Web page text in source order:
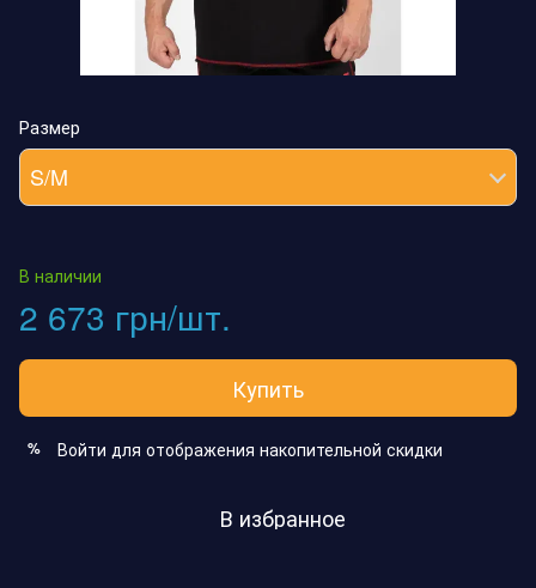
Размер
S/M
В наличии
2 673 грн/шт.
Купить
% Войти для отображения накопительной скидки
В избранное